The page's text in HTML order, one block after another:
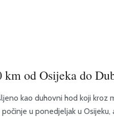
km od Osijeka do
kao duhovni hod koji kroz
u ponedjeljak u